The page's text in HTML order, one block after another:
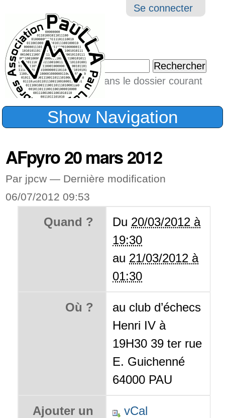
Outils
Se connecter
Chercher par
Seulement dans le dossier courant
Recherche
Show Navigation
AFpyro 20 mars 2012
Par jpcw — Dernière modification
06/07/2012 09:53
Quand ? Du 20/03/2012 à
19:30
au 21/03/2012 à
01:30
Où ?
au club d’échecs
Henri IV à
19H30 39 ter rue
E. Guichenné
64000 PAU
Ajouter un
vCal